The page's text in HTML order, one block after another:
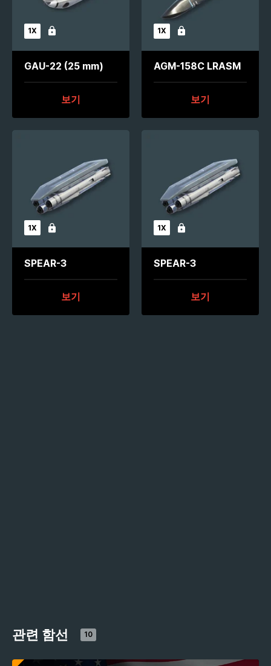
1X 잠김
GAU-22 (25 mm)
보기
1X 잠김
AGM-158C LRASM
보기
1X 잠김
SPEAR-3
보기
1X 잠김
SPEAR-3
보기
관련 함선 10